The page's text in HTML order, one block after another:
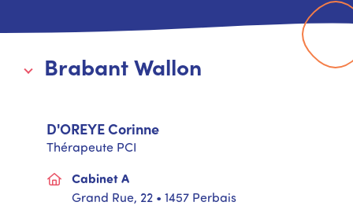
Brabant Wallon
D'OREYECorinne
Thérapeute PCI
Cabinet A
Grand Rue, 22 • 1457 Perbais